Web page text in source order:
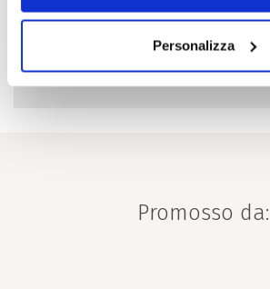
Personalizza
visualizzare il video
Promosso da: